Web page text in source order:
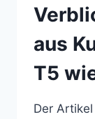
aus
T5
Der